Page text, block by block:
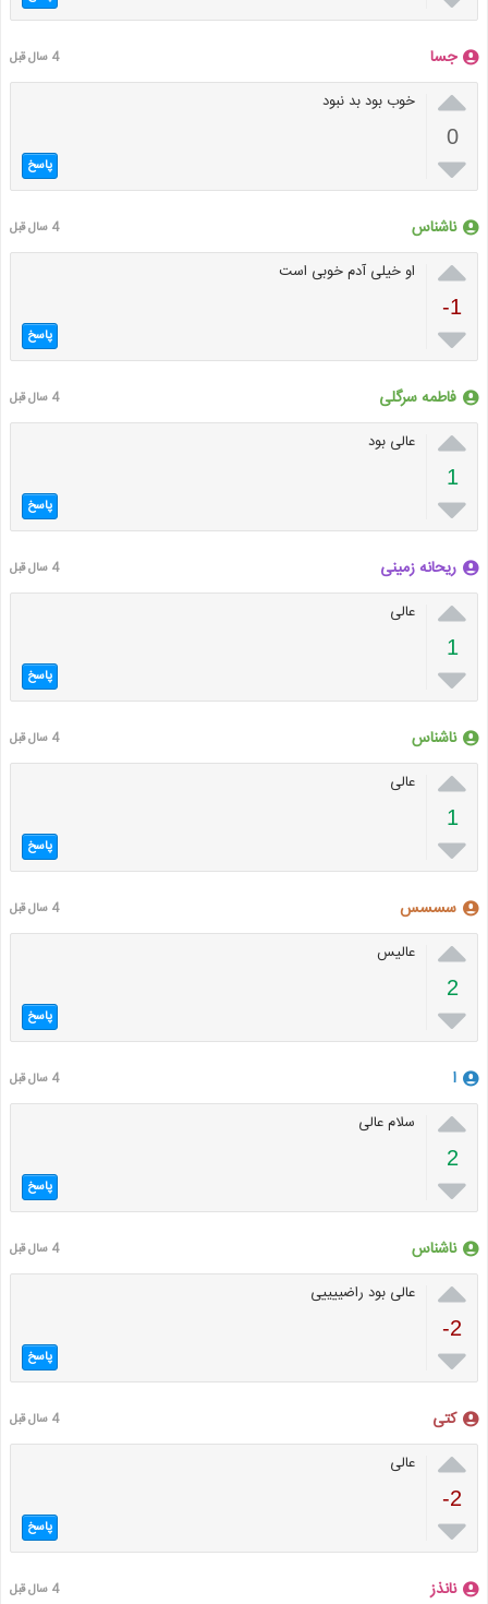
جسا 4 سال قبل

0

خوب بود بد نبود
پاسخ
ناشناس 4 سال قبل

-1

او خیلی آدم خوبی است
پاسخ
فاطمه سرگلی 4 سال قبل

1

عالی بود
پاسخ
ریحانه زمینی 4 سال قبل

1

عالی
پاسخ
ناشناس 4 سال قبل

1

عالی
پاسخ
سسسس 4 سال قبل

2

عالیس
پاسخ
ا 4 سال قبل

2

سلام عالی
پاسخ
ناشناس 4 سال قبل

-2

عالی بود راضییییی
پاسخ
کتی 4 سال قبل

-2

عالی
پاسخ
نانذز 4 سال قبل